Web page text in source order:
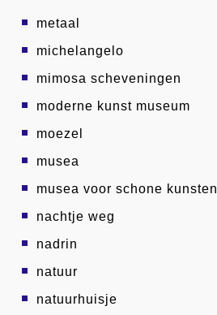
metaal
michelangelo
mimosa scheveningen
moderne kunst museum
moezel
musea
musea voor schone kunsten
nachtje weg
nadrin
natuur
natuurhuisje